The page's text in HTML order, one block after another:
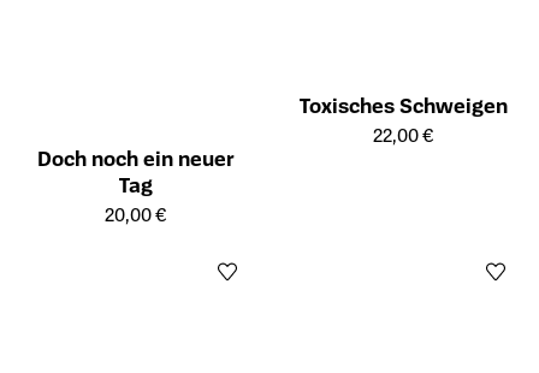
Doch noch ein neuer
Tag
Öffnet die Detailseite des Produkts
20,00 €
Toxisches Schweigen
Öffnet die Detailseite des
22,00 €